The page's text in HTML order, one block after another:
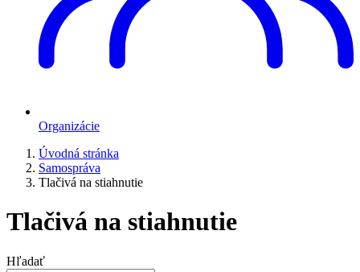
Organizácie
Úvodná stránka
Samospráva
Tlačivá na stiahnutie
Tlačivá na stiahnutie
Hľadať